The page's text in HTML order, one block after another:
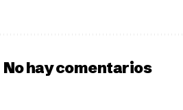
No hay comentarios